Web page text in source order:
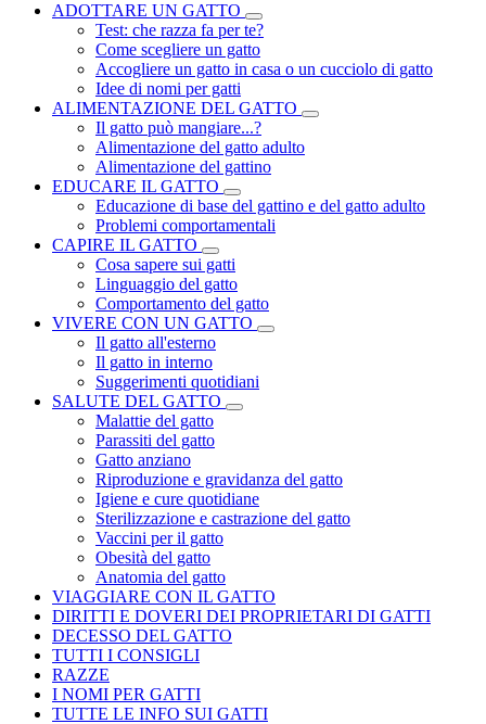
ADOTTARE UN GATTO
Test: che razza fa per te?
Come scegliere un gatto
Accogliere un gatto in casa o un cucciolo di gatto
Idee di nomi per gatti
ALIMENTAZIONE DEL GATTO
Il gatto può mangiare...?
Alimentazione del gatto adulto
Alimentazione del gattino
EDUCARE IL GATTO
Educazione di base del gattino e del gatto adulto
Problemi comportamentali
CAPIRE IL GATTO
Cosa sapere sui gatti
Linguaggio del gatto
Comportamento del gatto
VIVERE CON UN GATTO
Il gatto all'esterno
Il gatto in interno
Suggerimenti quotidiani
SALUTE DEL GATTO
Malattie del gatto
Parassiti del gatto
Gatto anziano
Riproduzione e gravidanza del gatto
Igiene e cure quotidiane
Sterilizzazione e castrazione del gatto
Vaccini per il gatto
Obesità del gatto
Anatomia del gatto
VIAGGIARE CON IL GATTO
DIRITTI E DOVERI DEI PROPRIETARI DI GATTI
DECESSO DEL GATTO
TUTTI I CONSIGLI
RAZZE
I NOMI PER GATTI
TUTTE LE INFO SUI GATTI